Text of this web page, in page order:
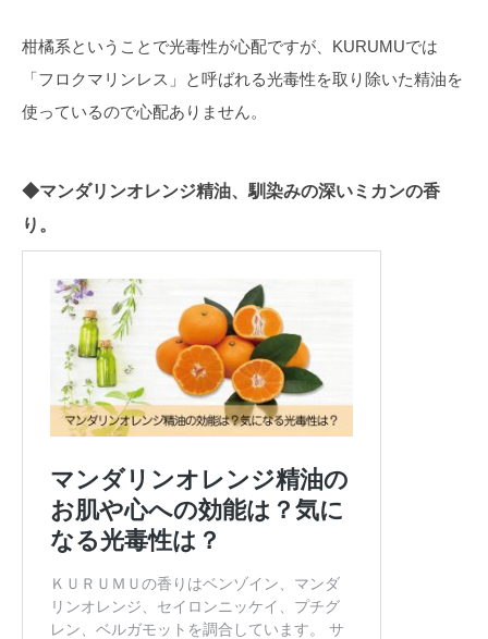
柑橘系ということで光毒性が心配ですが、KURUMUでは
「フロクマリンレス」と呼ばれる光毒性を取り除いた精油を
使っているので心配ありません。
◆マンダリンオレンジ精油、馴染みの深いミカンの香
り。